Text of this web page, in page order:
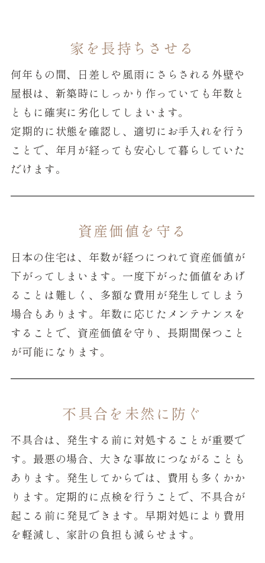
家を長持ちさせる
何年もの間、日差しや風雨にさらされる外壁や
屋根は、新築時にしっかり作っていても年数と
ともに確実に劣化してしまいます。
定期的に状態を確認し、適切にお手入れを行う
ことで、年月が経っても安心して暮らしていた
だけます。
資産価値を守る
日本の住宅は、年数が経つにつれて資産価値が
下がってしまいます。一度下がった価値をあげ
ることは難しく、多額な費用が発生してしまう
場合もあります。年数に応じたメンテナンスを
することで、資産価値を守り、長期間保つこと
が可能になります。
不具合を未然に防ぐ
不具合は、発生する前に対処することが重要で
す。最悪の場合、大きな事故につながることも
あります。発生してからでは、費用も多くかか
ります。定期的に点検を行うことで、不具合が
起こる前に発見できます。早期対処により費用
を軽減し、家計の負担も減らせます。